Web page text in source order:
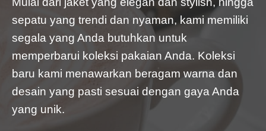
sepatu yang trendi dan nyaman, kami memiliki
segala yang Anda butuhkan untuk
memperbarui koleksi pakaian Anda. Koleksi
baru kami menawarkan beragam warna dan
desain yang pasti sesuai dengan gaya Anda
yang unik.